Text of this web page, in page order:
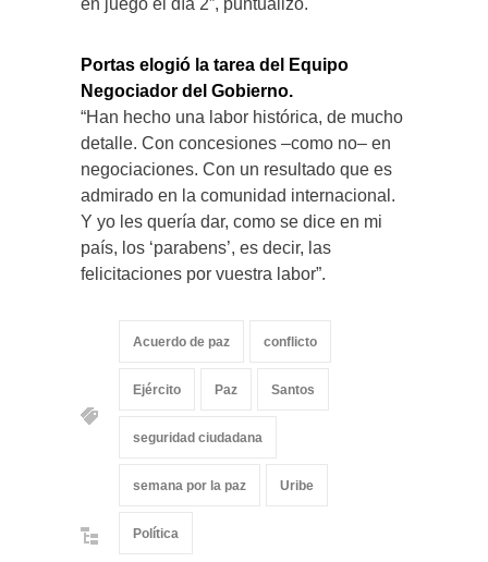
en juego el día 2”, puntualizó.
Portas elogió la tarea del Equipo
Negociador del Gobierno.
“Han hecho una labor histórica, de mucho
detalle. Con concesiones –como no– en
negociaciones. Con un resultado que es
admirado en la comunidad internacional.
Y yo les quería dar, como se dice en mi
país, los ‘parabens’, es decir, las
felicitaciones por vuestra labor”.
Acuerdo de paz conflicto
Ejército Paz Santos
seguridad ciudadana
semana por la paz Uribe
Política